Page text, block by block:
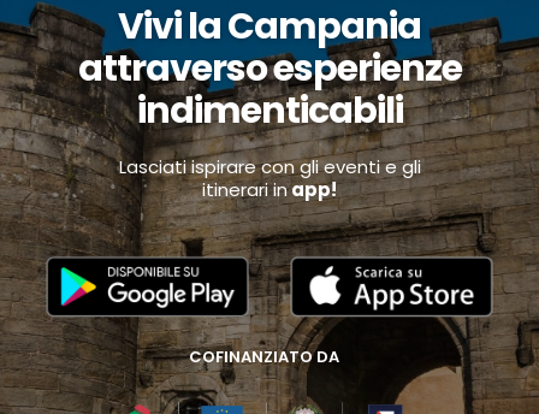
Vivi la Campania
attraverso esperienze
indimenticabili
Lasciati ispirare con gli eventi e gli
itinerari inapp!
COFINANZIATO DA